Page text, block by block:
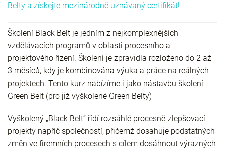
Belty a získejte mezinárodně uznávaný certifikát!
Školení Black Belt je jedním z nejkomplexnějších
vzdělávacích programů v oblasti procesního a
projektového řízení. Školení je zpravidla rozloženo do 2 až
3 měsíců, kdy je kombinována výuka a práce na reálných
projektech. Tento kurz nabízíme i jako nástavbu školení
Green Belt (pro již vyškolené Green Belty)
Vyškolený „Black Belt“ řídí rozsáhlé procesně-zlepšovací
projekty napříč společností, přičemž dosahuje podstatných
změn ve firemních procesech s cílem dosáhnout výrazných